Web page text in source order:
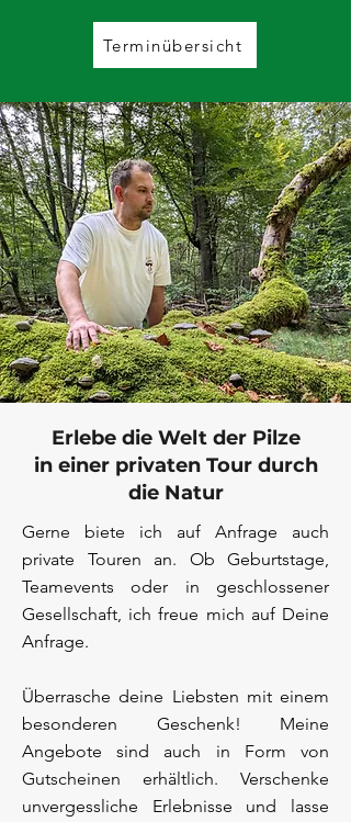
Terminübersicht
Erlebe die Welt der Pilze
in einer privaten Tour durch
die Natur
Gerne biete ich auf Anfrage auch
private Touren an. Ob Geburtstage,
Teamevents oder in geschlossener
Gesellschaft, ich freue mich auf Deine
Anfrage.
Überrasche deine Liebsten mit einem
besonderen Geschenk! Meine
Angebote sind auch in Form von
Gutscheinen erhältlich. Verschenke
unvergessliche Erlebnisse und lasse